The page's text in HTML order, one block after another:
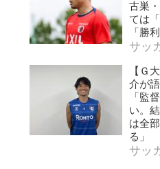
古巣
ては
「勝
サッ
【Ｇ
介が
「監
い。
は全
る」
サッ